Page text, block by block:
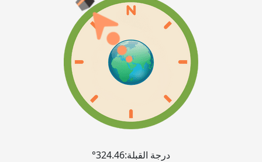
درجة القبلة:324.46°